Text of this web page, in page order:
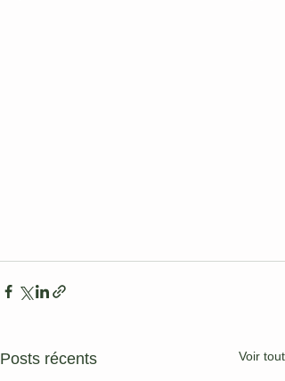
Posts récents Voir tout